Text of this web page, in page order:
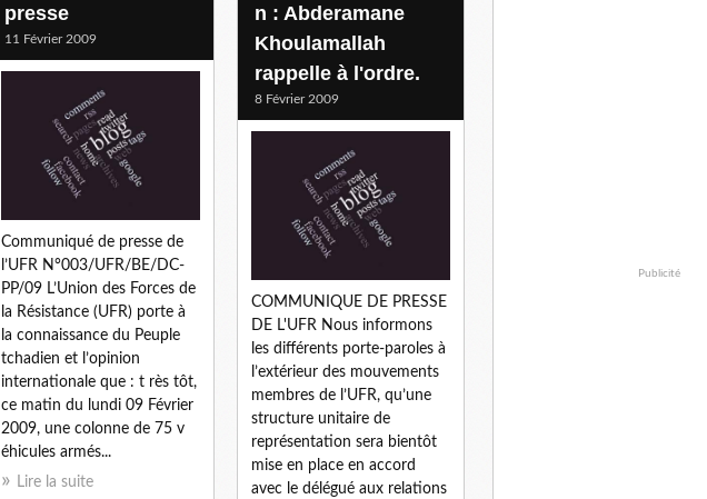
presse
11 Février 2009
Communiqué de presse de
l’UFR N°003/UFR/BE/DC-
PP/09 L’Union des Forces de
la Résistance (UFR) porte à
la connaissance du Peuple
tchadien et l’opinion
internationale que : t rès tôt,
ce matin du lundi 09 Février
2009, une colonne de 75 v
éhicules armés...
Lire la suite
n : Abderamane
Khoulamallah
rappelle à l'ordre.
8 Février 2009
COMMUNIQUE DE PRESSE
DE L'UFR Nous informons
les différents porte-paroles à
l’extérieur des mouvements
membres de l’UFR, qu’une
structure unitaire de
représentation sera bientôt
mise en place en accord
avec le délégué aux relations
Publicité